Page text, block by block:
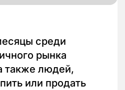
среди
рынка
также людей,
или продать